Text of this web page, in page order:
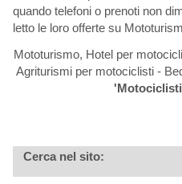
quando telefoni o prenoti non
letto le loro offerte su
Mototurismo, Hotel per
Agriturismi per motociclisti -
Cerca nel sito: